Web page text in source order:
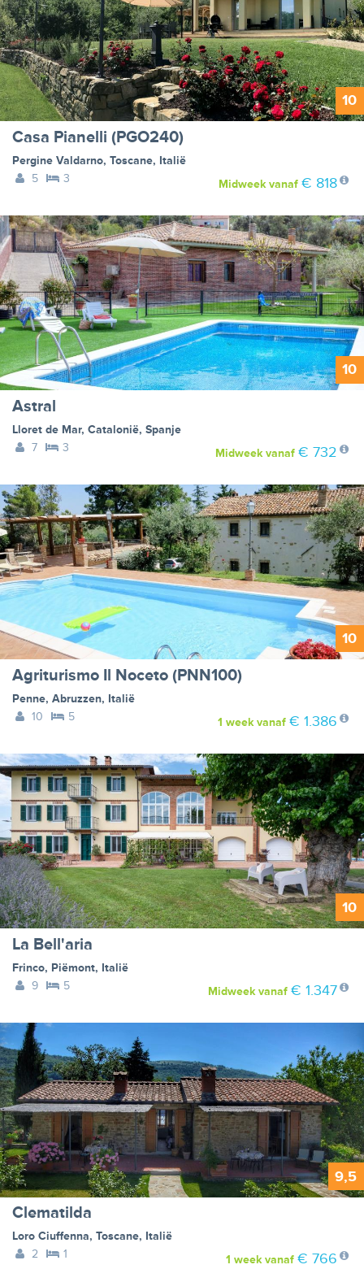
10
Casa Pianelli (PGO240)
Pergine Valdarno, Toscane, Italië
5
3 Midweekvanaf € 818
10
Astral
Lloret de Mar, Catalonië, Spanje
7
3 Midweekvanaf € 732
10
Agriturismo Il Noceto (PNN100)
Penne, Abruzzen, Italië
10
5 1 weekvanaf € 1.386
10
La Bell'aria
Frinco, Piëmont, Italië
9
5 Midweekvanaf € 1.347
9,5
Clematilda
Loro Ciuffenna, Toscane, Italië
2
1 1 weekvanaf € 766